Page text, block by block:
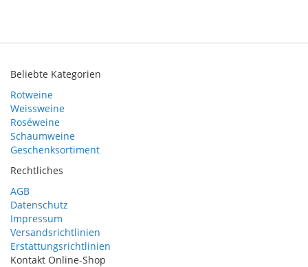
Beliebte Kategorien
Rotweine
Weissweine
Roséweine
Schaumweine
Geschenksortiment
Rechtliches
AGB
Datenschutz
Impressum
Versandsrichtlinien
Erstattungsrichtlinien
Kontakt Online-Shop